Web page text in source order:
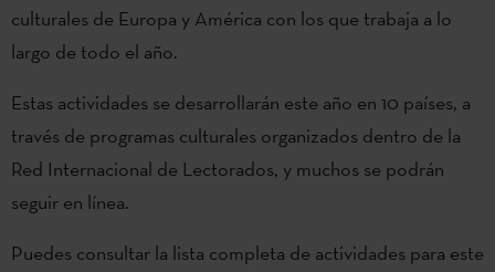
culturales de Europa y América con los que trabaja a lo
largo de todo el año.
Estas actividades se desarrollarán este año en 10 países, a
través de programas culturales organizados dentro de la
Red Internacional de Lectorados, y muchos se podrán
seguir en línea.
Puedes consultar la lista completa de actividades para este